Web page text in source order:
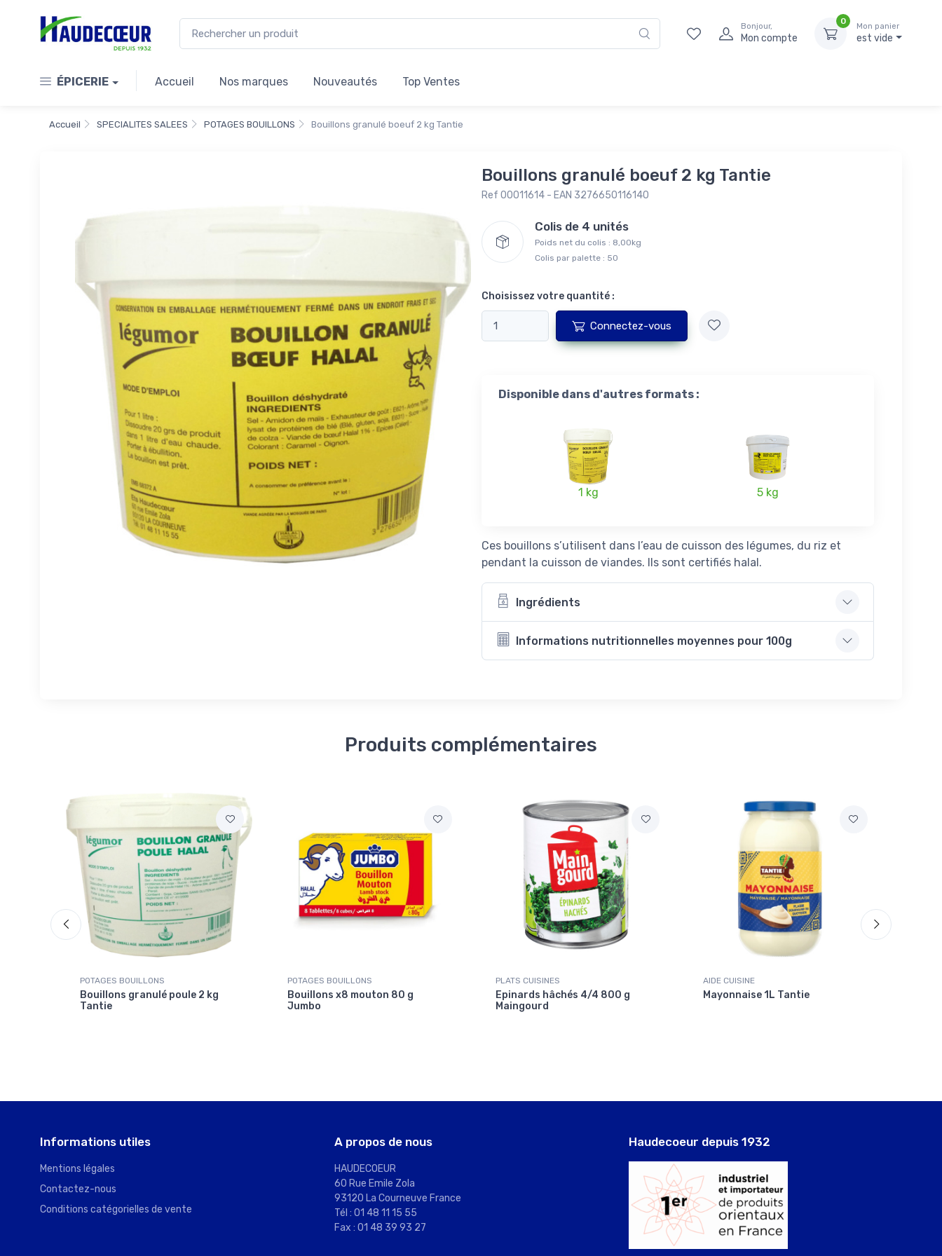
Bonjour,
Mon compte
0
Mon panier
est vide
ÉPICERIE Accueil Nos marques Nouveautés Top Ventes
Accueil SPECIALITES SALEES POTAGES BOUILLONS Bouillons granulé boeuf 2 kg Tantie
Bouillons granulé boeuf 2 kg Tantie
Ref 00011614 - EAN 3276650116140
Colis de 4 unités
Poids net du colis : 8,00kg
Colis par palette : 50
Choisissez votre quantité :
Connectez-vous
Disponible dans d'autres formats :
1 kg 5 kg
Ces bouillons s’utilisent dans l’eau de cuisson des légumes, du riz et
pendant la cuisson de viandes. Ils sont certifiés halal.
Ingrédients
Informations nutritionnelles moyennes pour 100g
Produits complémentaires
POTAGES BOUILLONS
Bouillons granulé poule 2 kg
Tantie
POTAGES BOUILLONS
Bouillons x8 mouton 80 g
Jumbo
PLATS CUISINES
Epinards hâchés 4/4 800 g
Maingourd
AIDE CUISINE
Mayonnaise 1L Tantie
Informations utiles
Mentions légales
Contactez-nous
Conditions catégorielles de vente
A propos de nous
HAUDECOEUR
60 Rue Emile Zola
93120 La Courneuve France
Tél : 01 48 11 15 55
Fax : 01 48 39 93 27
Haudecoeur depuis 1932